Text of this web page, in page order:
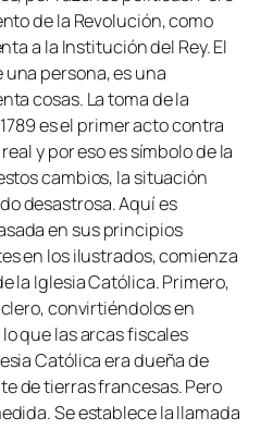
de la Revolución, como
a la Institución del Rey. El
una persona, es una
cosas. La toma de la
es el primer acto contra
y por eso es símbolo de la
cambios, la situación
desastrosa. Aquí es
en sus principios
en los ilustrados, comienza
la Iglesia Católica. Primero,
convirtiéndolos en
que las arcas fiscales
Católica era dueña de
de tierras francesas. Pero
Se establece la llamada